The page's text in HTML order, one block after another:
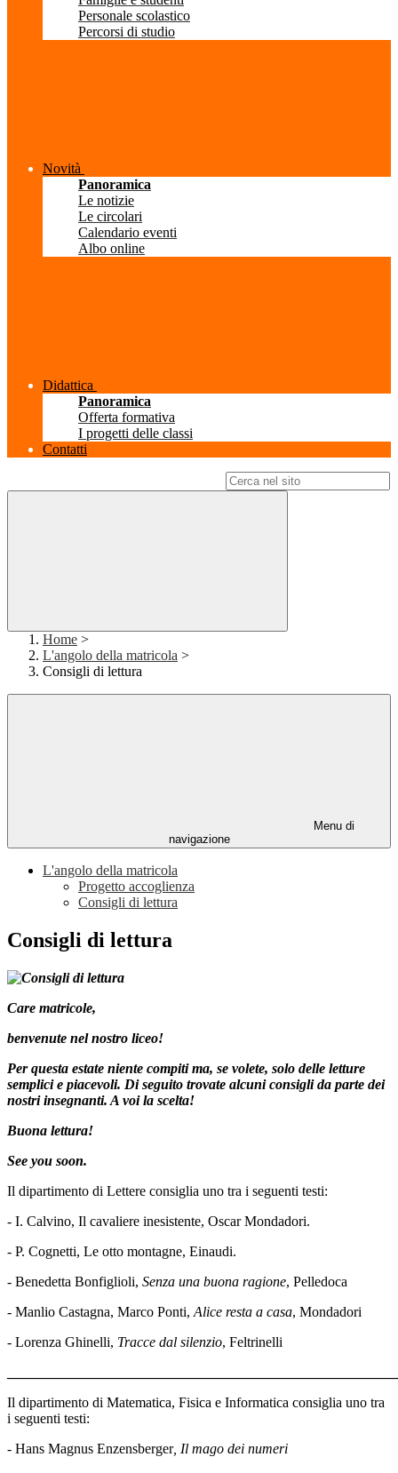
Personale scolastico
Percorsi di studio
Novità
Panoramica
Le notizie
Le circolari
Calendario eventi
Albo online
Didattica
Panoramica
Offerta formativa
I progetti delle classi
Contatti
Home >
L'angolo della matricola >
Consigli di lettura
Menu di
navigazione
L'angolo della matricola
Progetto accoglienza
Consigli di lettura
Consigli di lettura
Care matricole,
benvenute nel nostro liceo!
Per questa estate niente compiti ma, se volete, solo delle letture
semplici e piacevoli. Di seguito trovate alcuni consigli da parte dei
nostri insegnanti. A voi la scelta!
Buona lettura!
See you soon.
Il dipartimento di Lettere consiglia uno tra i seguenti testi:
- I. Calvino, Il cavaliere inesistente, Oscar Mondadori.
- P. Cognetti, Le otto montagne, Einaudi.
- Benedetta Bonfiglioli, Senza una buona ragione, Pelledoca
- Manlio Castagna, Marco Ponti, Alice resta a casa, Mondadori
- Lorenza Ghinelli, Tracce dal silenzio, Feltrinelli
Il dipartimento di Matematica, Fisica e Informatica consiglia uno tra
i seguenti testi:
- Hans Magnus Enzensberger, Il mago dei numeri